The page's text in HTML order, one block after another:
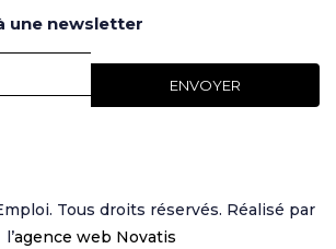
une newsletter
Tous droits réservés. Réalisé par
l’agence web Novatis